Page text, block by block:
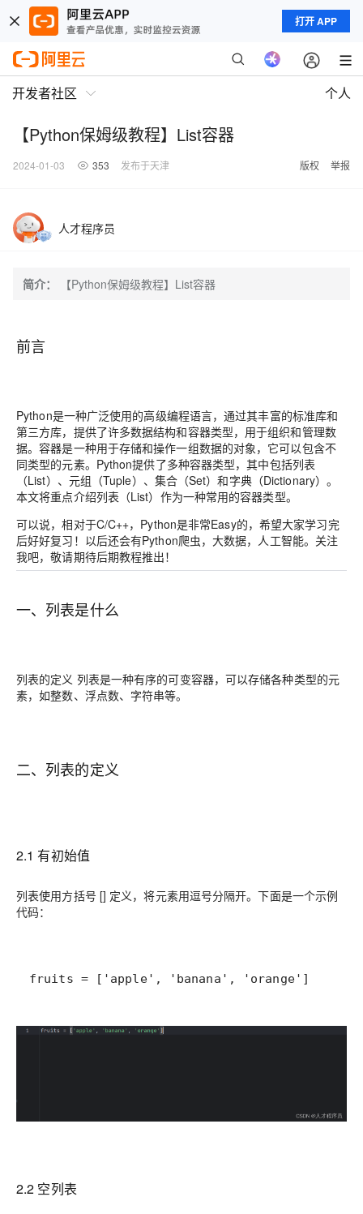
打开 APP
开发者社区 个人
【Python保姆级教程】List容器
2024-01-03 353 发布于天津 版权 举报
人才程序员
简介： 【Python保姆级教程】List容器
前言
Python是一种广泛使用的高级编程语言，通过其丰富的标准库和
第三方库，提供了许多数据结构和容器类型，用于组织和管理数
据。容器是一种用于存储和操作一组数据的对象，它可以包含不
同类型的元素。Python提供了多种容器类型，其中包括列表
（List）、元组（Tuple）、集合（Set）和字典（Dictionary）。
本文将重点介绍列表（List）作为一种常用的容器类型。
可以说，相对于C/C++，Python是非常Easy的，希望大家学习完
后好好复习！以后还会有Python爬虫，大数据，人工智能。关注
我吧，敬请期待后期教程推出！
一、列表是什么
列表的定义 列表是一种有序的可变容器，可以存储各种类型的元
素，如整数、浮点数、字符串等。
二、列表的定义
2.1 有初始值
列表使用方括号 [] 定义，将元素用逗号分隔开。下面是一个示例
代码：
fruits = ['apple', 'banana', 'orange']
2.2 空列表